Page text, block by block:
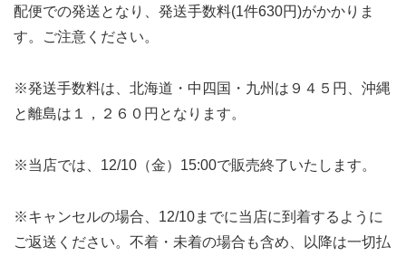
配便での発送となり、発送手数料(1件630円)がかかりま
す。ご注意ください。
※発送手数料は、北海道・中四国・九州は９４５円、沖縄
と離島は１，２６０円となります。
※当店では、12/10（金）15:00で販売終了いたします。
※キャンセルの場合、12/10までに当店に到着するように
ご返送ください。不着・未着の場合も含め、以降は一切払